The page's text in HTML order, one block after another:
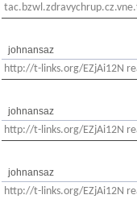
johnansaz
http://t-links.org/EZjAi12N
johnansaz
http://t-links.org/EZjAi12N
johnansaz
http://t-links.org/EZjAi12N